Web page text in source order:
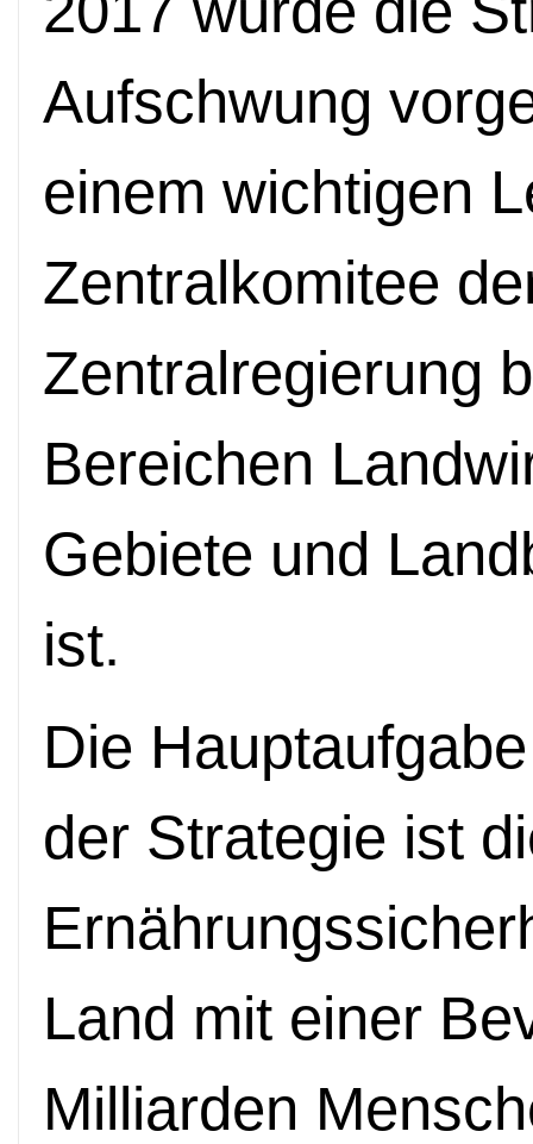
Aufschwung
einem wichtigen
Zentralkomitee
Zentralregierung
Bereichen
Gebiete und
ist.
Die
der Strategie ist
Land mit einer
Milliarden